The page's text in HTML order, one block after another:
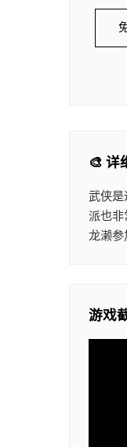
🎨 详
武侠是
派也
龙濑参
游戏